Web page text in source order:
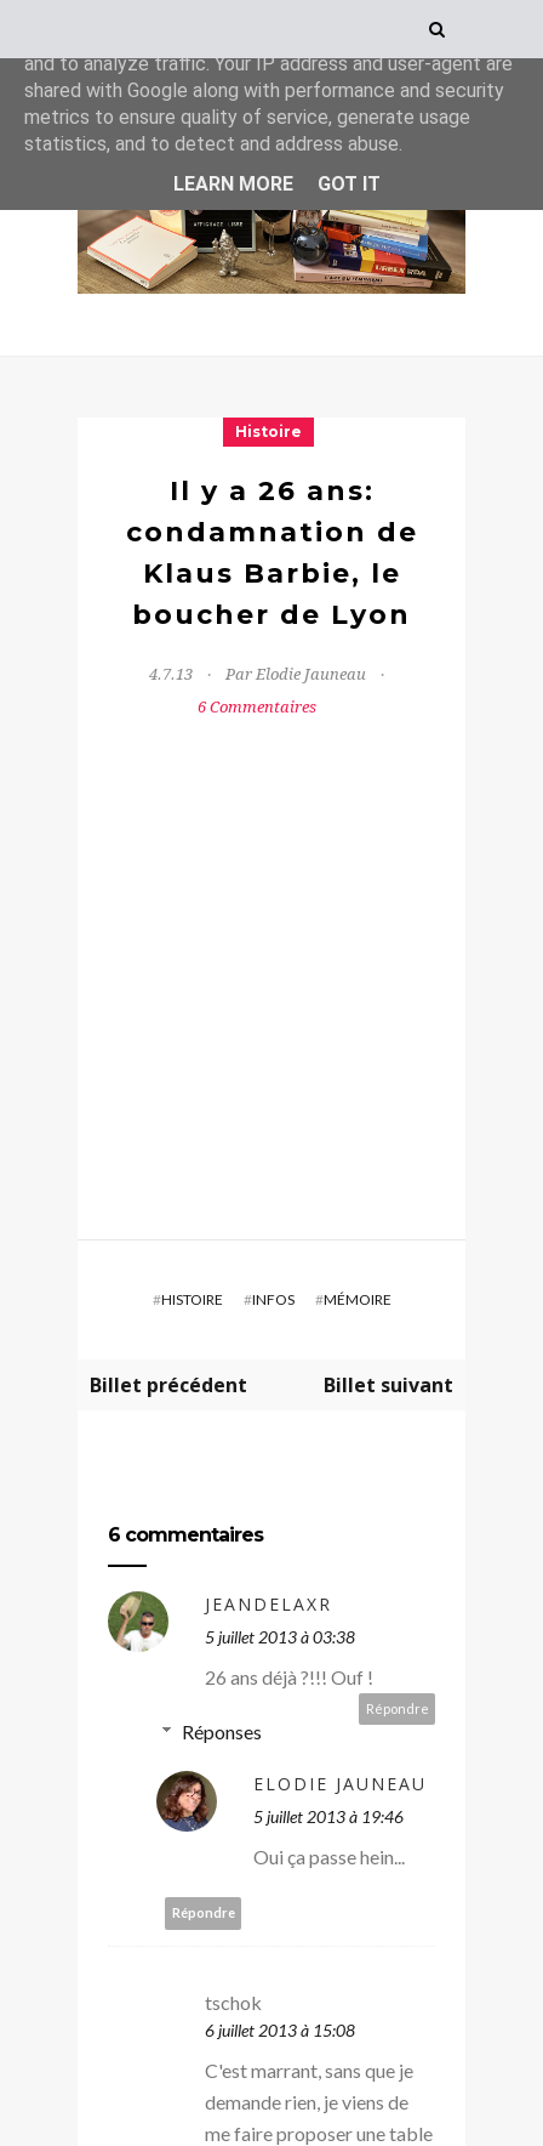
Histoire
Il y a 26 ans:
condamnation de
Klaus Barbie, le
boucher de Lyon
4.7.13
Par Elodie Jauneau
6 Commentaires
#HISTOIRE #INFOS #MÉMOIRE
Billet précédent Billet suivant
6 commentaires
JEANDELAXR
5 juillet 2013 à 03:38
26 ans déjà ?!!! Ouf !
Répondre
Réponses
ELODIE JAUNEAU
5 juillet 2013 à 19:46
Oui ça passe hein...
Répondre
tschok
6 juillet 2013 à 15:08
C'est marrant, sans que je
demande rien, je viens de
me faire proposer une table
This site uses cookies from Google to deliver its services
and to analyze traffic. Your IP address and user-agent are
shared with Google along with performance and security
metrics to ensure quality of service, generate usage
statistics, and to detect and address abuse.
LEARN MORE
GOT IT